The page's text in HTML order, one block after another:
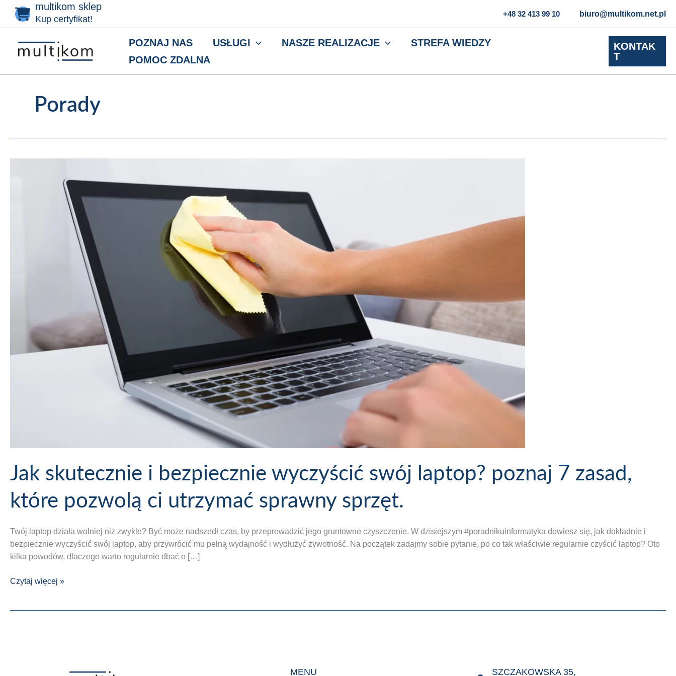
Przejdź
treści
multikom sklep
Kup certyfikat!
+48 32 413 99 10 biuro@multikom.net.pl
POZNAJ NAS USŁUGI NASZE REALIZACJE
STREFA WIEDZY
POMOC ZDALNA
KONTAK
T
Porady
Jak skutecznie i bezpiecznie wyczyścić swój laptop? poznaj 7 zasad,
które pozwolą ci utrzymać sprawny sprzęt.
Twój laptop działa wolniej niż zwykle? Być może nadszedł czas, by przeprowadzić jego gruntowne czyszczenie. W dzisiejszym #poradnikuinformatyka dowiesz się, jak dokładnie i
bezpiecznie wyczyścić swój laptop, aby przywrócić mu pełną wydajność i wydłużyć żywotność. Na początek zadajmy sobie pytanie, po co tak właściwie regularnie czyścić laptop? Oto
kilka powodów, dlaczego warto regularnie dbać o […]
Jak
swój
Czytaj więcej »
MENU SZCZAKOWSKA 35,